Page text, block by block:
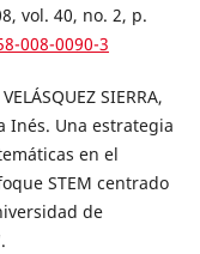
vol. 40, no. 2, p.
008-0090-3
SIERRA,
Inés. Una estrategia
en el
STEM centrado
de